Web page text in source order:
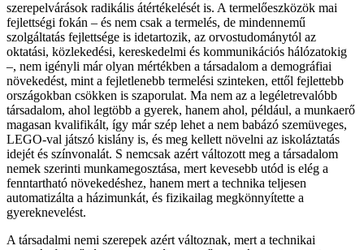
szerepelvárások radikális átértékelését is. A termelőeszközök mai
fejlettségi fokán – és nem csak a termelés, de mindennemű
szolgáltatás fejlettsége is idetartozik, az orvostudománytól az
oktatási, közlekedési, kereskedelmi és kommunikációs hálózatokig
–, nem igényli már olyan mértékben a társadalom a demográfiai
növekedést, mint a fejletlenebb termelési szinteken, ettől fejlettebb
országokban csökken is szaporulat. Ma nem az a legéletrevalóbb
társadalom, ahol legtöbb a gyerek, hanem ahol, például, a munkaerő
magasan kvalifikált, így már szép lehet a nem babázó szemüveges,
LEGO-val játszó kislány is, és meg kellett növelni az iskoláztatás
idejét és színvonalát. S nemcsak azért változott meg a társadalom
nemek szerinti munkamegosztása, mert kevesebb utód is elég a
fenntartható növekedéshez, hanem mert a technika teljesen
automatizálta a házimunkát, és fizikailag megkönnyítette a
gyereknevelést.
A társadalmi nemi szerepek azért változnak, mert a technikai